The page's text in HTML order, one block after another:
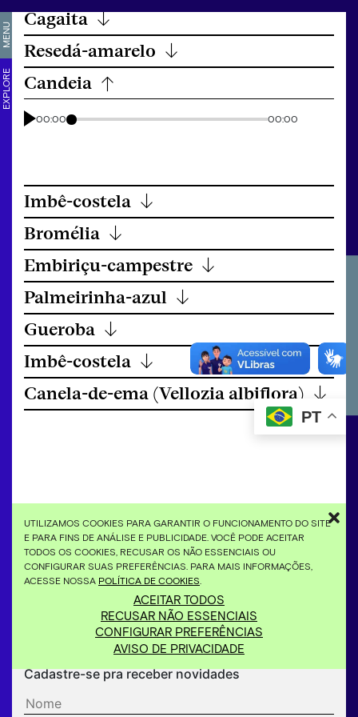
UTILIZAMOS COOKIES PARA GARANTIR O FUNCIONAMENTO DO SITE
E PARA FINS DE ANÁLISE E PUBLICIDADE. VOCÊ PODE ACEITAR
TODOS OS COOKIES, RECUSAR OS NÃO ESSENCIAIS OU
CONFIGURAR SUAS PREFERÊNCIAS. PARA MAIS INFORMAÇÕES,
ACESSE NOSSA POLÍTICA DE COOKIES
ACEITAR TODOS
RECUSAR NÃO ESSENCIAIS
CONFIGURAR PREFERÊNCIAS
AVISO DE PRIVACIDADE
MENU
EXPLORE
Cagaita↓
Resedá-amarelo ↓
Candeia ↓
00:00 00:00
Imbê-costela ↓
Bromélia ↓
Embiriçu-campestre ↓
Palmeirinha-azul ↓
Gueroba ↓
Imbê-costela ↓
Canela-de-ema (Vellozia albiflora) ↓
Compartilhar
Cadastre-se pra receber novidades
PT